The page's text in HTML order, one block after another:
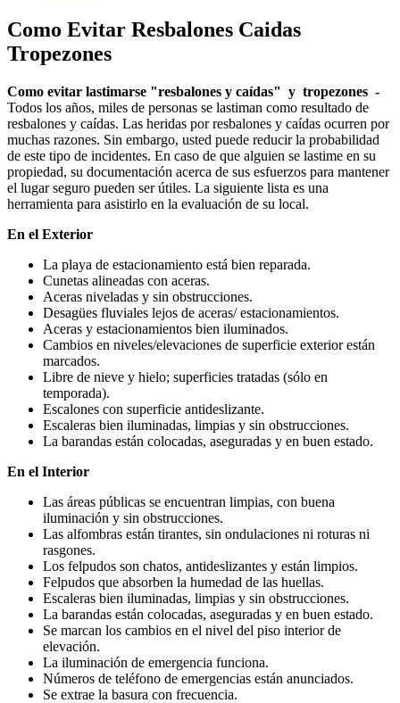
Como Evitar Resbalones Caidas
Tropezones
Como evitar lastimarse "resbalones y caídas" y tropezones -
Todos los años, miles de personas se lastiman como resultado de
resbalones y caídas. Las heridas por resbalones y caídas ocurren por
muchas razones. Sin embargo, usted puede reducir la probabilidad
de este tipo de incidentes. En caso de que alguien se lastime en su
propiedad, su documentación acerca de sus esfuerzos para mantener
el lugar seguro pueden ser útiles. La siguiente lista es una
herramienta para asistirlo en la evaluación de su local.
En el Exterior
La playa de estacionamiento está bien reparada.
Cunetas alineadas con aceras.
Aceras niveladas y sin obstrucciones.
Desagües fluviales lejos de aceras/ estacionamientos.
Aceras y estacionamientos bien iluminados.
Cambios en niveles/elevaciones de superficie exterior están
marcados.
Libre de nieve y hielo; superficies tratadas (sólo en
temporada).
Escalones con superficie antideslizante.
Escaleras bien iluminadas, limpias y sin obstrucciones.
La barandas están colocadas, aseguradas y en buen estado.
En el Interior
Las áreas públicas se encuentran limpias, con buena
iluminación y sin obstrucciones.
Las alfombras están tirantes, sin ondulaciones ni roturas ni
rasgones.
Los felpudos son chatos, antideslizantes y están limpios.
Felpudos que absorben la humedad de las huellas.
Escaleras bien iluminadas, limpias y sin obstrucciones.
La barandas están colocadas, aseguradas y en buen estado.
Se marcan los cambios en el nivel del piso interior de
elevación.
La iluminación de emergencia funciona.
Números de teléfono de emergencias están anunciados.
Se extrae la basura con frecuencia.